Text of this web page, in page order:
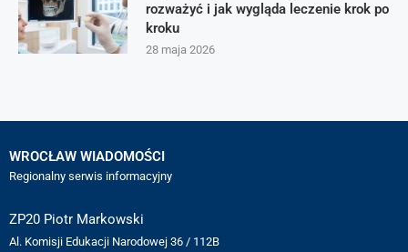
rozważyć i jak wygląda leczenie krok po
kroku
28 maja 2026
WROCŁAW WIADOMOŚCI
Regionalny serwis informacyjny
ZP20 Piotr Markowski
Al. Komisji Edukacji Narodowej 36 / 112B